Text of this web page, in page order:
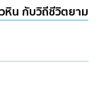
หิน กับวิถีชีวิตยาม